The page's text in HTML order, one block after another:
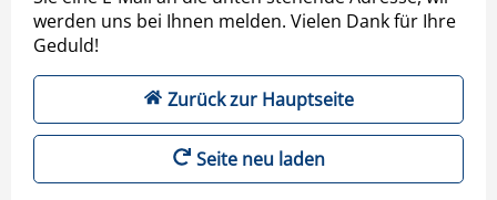
werden uns bei Ihnen melden. Vielen Dank für Ihre
Geduld!
Zurück zur Hauptseite
Seite neu laden